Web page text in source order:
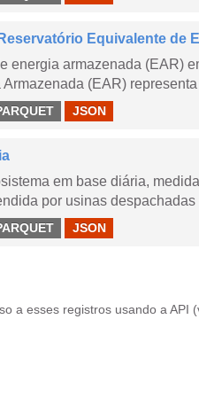
Equivalente de
energia armazenada (EAR)
(EAR)
JSON
em base diária,
por usinas
JSON
a esses registros usando a API